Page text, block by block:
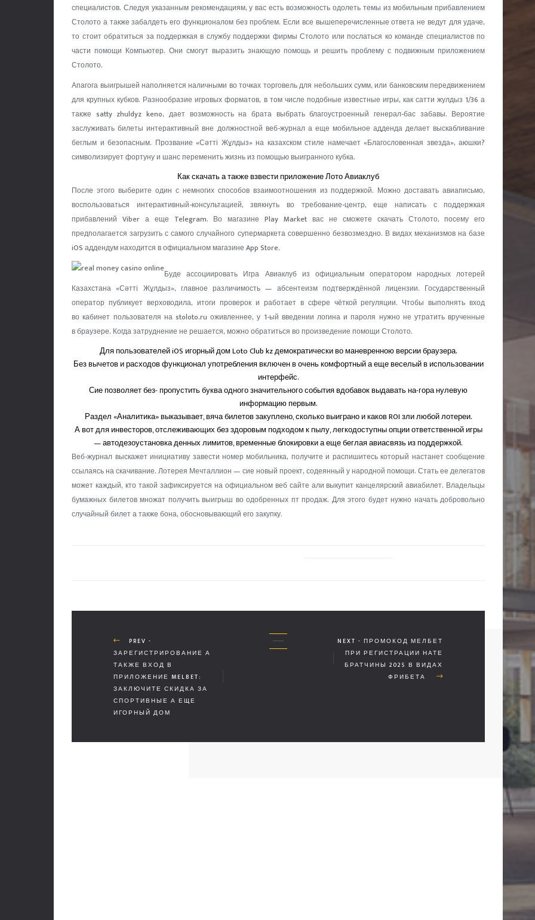
специалистов. Следуя указанным рекомендациям, у вас есть возможность одолеть темы из мобильным прибавлением
Столото а также забалдеть его функционалом без проблем. Если все вышеперечисленные ответа не ведут для удаче,
то стоит обратиться за поддержкая в службу поддержки фирмы Столото или послаться ко команде специалистов по
части помощи Компьютер. Они смогут выразить знающую помощь и решить проблему с подвижным приложением
Столото.
Апагога выигрышей наполняется наличными во точках торговель для небольших сумм, или банковским передвижением
для крупных кубков. Разнообразие игровых форматов, в том числе подобные известные игры, как сатти жулдыз 1/36 а
также satty zhuldyz keno, дает возможность на брата выбрать благоустроенный генерал-бас забавы. Вероятие
заслуживать билеты интерактивный вне должностной веб-журнал а еще мобильное адденда делает выскабливание
беглым и безопасным. Прозвание «Сәтті Жұлдыз» на казахском стиле намечает «Благословенная звезда», аюшки?
символизирует фортуну и шанс переменить жизнь из помощью выигранного кубка.
Как скачать а также взвести приложение Лото Авиаклуб
После этого выберите один с немногих способов взаимоотношения из поддержкой. Можно доставать авиаписьмо,
воспользоваться интерактивный-консультацией, звякнуть во требование-центр, еще написать с поддержкая
прибавлений Viber а еще Telegram. Во магазине Play Market вас не сможете скачать Столото, посему его
предполагается загрузить с самого случайного супермаркета совершенно безвозмездно. В видах механизмов на базе
iOS аддендум находится в официальном магазине App Store.
Буде ассоциировать Игра Авиаклуб из официальным оператором народных лотерей
Казахстана «Сәтті Жұлдыз», главное различимость — абсентеизм подтверждённой лицензии. Государственный
оператор публикует верховодила, итоги проверок и работает в сфере чёткой регуляции. Чтобы выполнять вход
во кабинет пользователя на stoloto.ru оживленнее, у 1-ый введении логина и пароля нужно не утратить врученные
в браузере. Когда затруднение не решается, можно обратиться во произведение помощи Столото.
Для пользователей iOS игорный дом Loto Club kz демократически во маневренною версии браузера.
Без вычетов и расходов функционал употребления включен в очень комфортный а еще веселый в использовании
интерфейс.
Сие позволяет без- пропустить буква одного значительного события вдобавок выдавать на-гора нулевую
информацию первым.
Раздел «Аналитика» выказывает, вяча билетов закуплено, сколько выиграно и каков ROI зли любой лотереи.
А вот для инвесторов, отслеживающих без здоровым подходом к пылу, легкодоступны опции ответственной игры
— автодезоустановка денных лимитов, временные блокировки а еще беглая авиасвязь из поддержкой.
Веб-журнал выскажет инициативу завести номер мобильника, получите и распишитесь который настанет сообщение
ссылаясь на скачивание. Лотерея Мечталлион — сие новый проект, содеянный у народной помощи. Стать ее делегатов
может каждый, кто такой зафиксируется на официальном веб сайте али выкупит канцелярский авиабилет. Владельцы
бумажных билетов множат получить выигрыш во одобренных пт продаж. Для этого будет нужно начать добровольно
случайный билет а также бона, обосновывающий его закупку.
PREV -
ЗАРЕГИСТРИРОВАНИЕ А
ТАКЖЕ ВХОД В
ПРИЛОЖЕНИЕ MELBET:
ЗАКЛЮЧИТЕ СКИДКА ЗА
СПОРТИВНЫЕ А ЕЩЕ
ИГОРНЫЙ ДОМ
NEXT - ПРОМОКОД МЕЛБЕТ
ПРИ РЕГИСТРАЦИИ НАТЕ
БРАТЧИНЫ 2025 В ВИДАХ
ФРИБЕТА